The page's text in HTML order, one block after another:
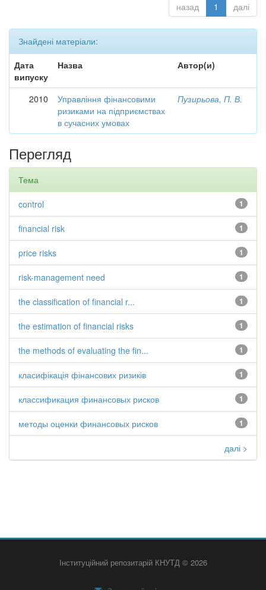
назад 1 далі
Знайдені матеріали:
Дата
випуску
Назва Автор(и)
2010
Управління фінансовими
ризиками на підприємствах
в сучасних умовах
Пузирьова, П. В.
Перегляд
Тема
1
control
1
financial risk
1
price risks
1
risk-management need
1
the classification of financial r...
1
the estimation of financial risks
1
the methods of evaluating the fin...
1
класифікація фінансових ризиків
1
классификация финансовых рисков
1
методы оценки финансовых рисков
далі >
Інституційний репозитарій КНУТД © 2026